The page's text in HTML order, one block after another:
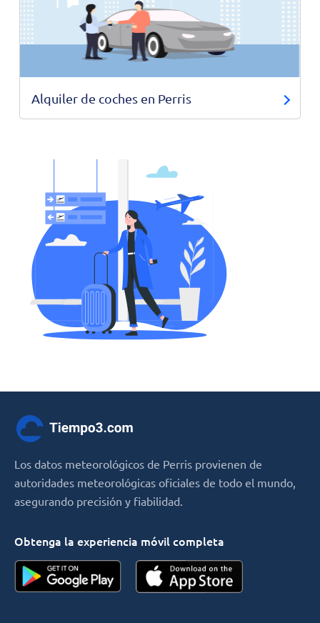
Alquiler de coches en Perris
Los datos meteorológicos de Perris provienen de
autoridades meteorológicas oficiales de todo el mundo,
asegurando precisión y fiabilidad.
Obtenga la experiencia móvil completa